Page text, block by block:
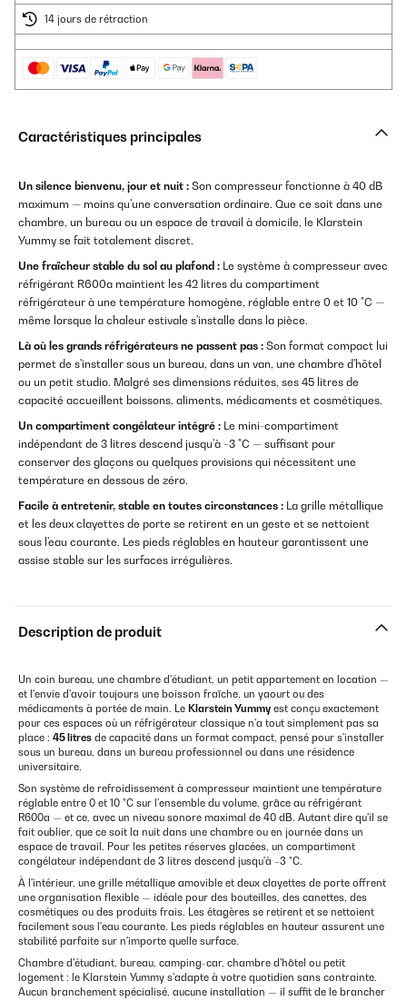
14 jours de rétraction
Caractéristiques principales
Un silence bienvenu, jour et nuit : Son compresseur fonctionne à 40 dB
maximum — moins qu'une conversation ordinaire. Que ce soit dans une
chambre, un bureau ou un espace de travail à domicile, le Klarstein
Yummy se fait totalement discret.
Une fraîcheur stable du sol au plafond : Le système à compresseur avec
réfrigérant R600a maintient les 42 litres du compartiment
réfrigérateur à une température homogène, réglable entre 0 et 10 °C —
même lorsque la chaleur estivale s'installe dans la pièce.
Là où les grands réfrigérateurs ne passent pas : Son format compact lui
permet de s'installer sous un bureau, dans un van, une chambre d'hôtel
ou un petit studio. Malgré ses dimensions réduites, ses 45 litres de
capacité accueillent boissons, aliments, médicaments et cosmétiques.
Un compartiment congélateur intégré : Le mini-compartiment
indépendant de 3 litres descend jusqu'à −3 °C — suffisant pour
conserver des glaçons ou quelques provisions qui nécessitent une
température en dessous de zéro.
Facile à entretenir, stable en toutes circonstances : La grille métallique
et les deux clayettes de porte se retirent en un geste et se nettoient
sous l'eau courante. Les pieds réglables en hauteur garantissent une
assise stable sur les surfaces irrégulières.
Description de produit
Un coin bureau, une chambre d'étudiant, un petit appartement en location —
et l'envie d'avoir toujours une boisson fraîche, un yaourt ou des
médicaments à portée de main. Le Klarstein Yummy est conçu exactement
pour ces espaces où un réfrigérateur classique n'a tout simplement pas sa
place : 45 litres de capacité dans un format compact, pensé pour s'installer
sous un bureau, dans un bureau professionnel ou dans une résidence
universitaire.
Son système de refroidissement à compresseur maintient une température
réglable entre 0 et 10 °C sur l'ensemble du volume, grâce au réfrigérant
R600a — et ce, avec un niveau sonore maximal de 40 dB. Autant dire qu'il se
fait oublier, que ce soit la nuit dans une chambre ou en journée dans un
espace de travail. Pour les petites réserves glacées, un compartiment
congélateur indépendant de 3 litres descend jusqu'à −3 °C.
À l'intérieur, une grille métallique amovible et deux clayettes de porte offrent
une organisation flexible — idéale pour des bouteilles, des canettes, des
cosmétiques ou des produits frais. Les étagères se retirent et se nettoient
facilement sous l'eau courante. Les pieds réglables en hauteur assurent une
stabilité parfaite sur n'importe quelle surface.
Chambre d'étudiant, bureau, camping-car, chambre d'hôtel ou petit
logement : le Klarstein Yummy s'adapte à votre quotidien sans contrainte.
Aucun branchement spécialisé, aucune installation — il suffit de le brancher